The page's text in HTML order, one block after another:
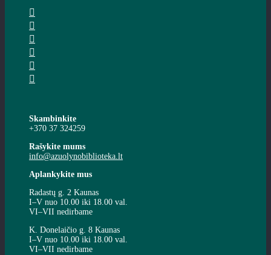
Skambinkite
+370 37 324259
Rašykite mums
info@azuolynobiblioteka.lt
Aplankykite mus
Radastų g. 2 Kaunas
I–V nuo 10.00 iki 18.00 val.
VI–VII nedirbame
K. Donelaičio g. 8 Kaunas
I–V nuo 10.00 iki 18.00 val.
VI–VII nedirbame